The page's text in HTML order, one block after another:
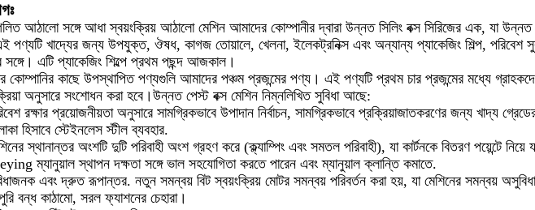
আঠালো সঙ্গে আধা স্বয়ংক্রিয় আঠালো মেশিন আমাদের কোম্পানীর দ্বারা উন্নত সিলিং বক্স সিরিজের এক, যা
পণ্যটি খাদ্যের জন্য উপযুক্ত, ঔষধ, কাগজ তোয়ালে, খেলনা, ইলেকট্রনিক্স এবং অন্যান্য প্যাকেজিং শিল্প, পরিবেশ
সঙ্গে। এটি প্যাকেজিং শিল্পে প্রথম পছন্দ আজকাল।
কোম্পানির কাছে উপস্থাপিত পণ্যগুলি আমাদের পঞ্চম প্রজন্মের পণ্য। এই পণ্যটি প্রথম চার প্রজন্মের মধ্যে
অনুসারে সংশোধন করা হবে।উন্নত পেস্ট বক্স মেশিন নিম্নলিখিত সুবিধা আছে:
রক্ষার প্রয়োজনীয়তা অনুসারে সামগ্রিকভাবে উপাদান নির্বাচন, সামগ্রিকভাবে প্রক্রিয়াজাতকরণের জন্য খাদ্য
হিসাবে স্টেইনলেস স্টীল ব্যবহার.
স্থানান্তর অংশটি দুটি পরিবাহী অংশ গ্রহণ করে (ক্ল্যাম্পিং এবং সমতল পরিবাহী), যা কার্টনকে বিতরণ পয়েন্টে
ম্যানুয়াল স্থাপন দক্ষতা সঙ্গে ভাল সহযোগিতা করতে পারেন এবং ম্যানুয়াল ক্লান্তি কমাতে.
এবং দ্রুত রূপান্তর. নতুন সমন্বয় বিট স্বয়ংক্রিয় মোটর সমন্বয় পরিবর্তন করা হয়, যা মেশিনের সমন্বয়
বন্ধ কাঠামো, সরল ফ্যাশনের চেহারা।